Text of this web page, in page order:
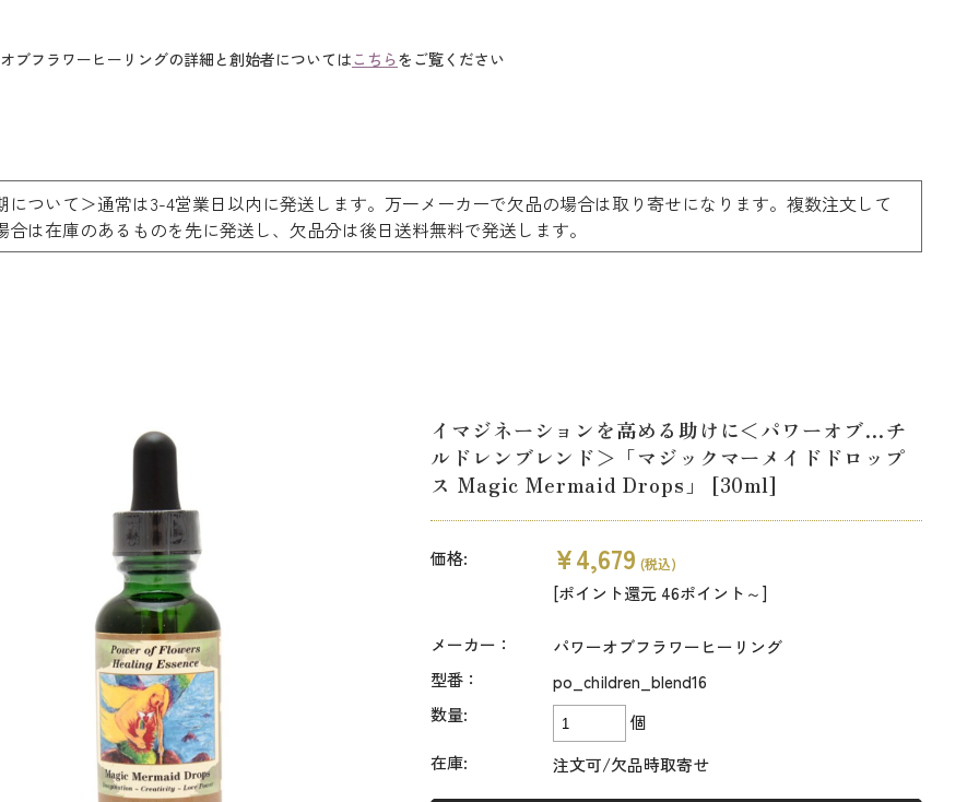
ブフラワーヒーリングの詳細と創始者についてはこちらをご覧ください
について＞通常は3-4営業日以内に発送します。万一メーカーで欠品の場合は取り寄せになります。複数注文して
合は在庫のあるものを先に発送し、欠品分は後日送料無料で発送します。
イマジネーションを高める助けに＜パワーオブ…チ
ルドレンブレンド＞「マジックマーメイドドロップ
ス Magic Mermaid Drops」 [30ml]
価格: ¥4,679 (税込)
[ポイント還元 46ポイント～]
メーカー：
パワーオブフラワーヒーリング
型番：
po_children_blend16
数量:
個
在庫:
注文可/欠品時取寄せ